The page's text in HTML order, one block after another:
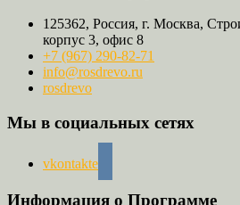
125362, Россия, г. Москва,
корпус 3, офис 8
+7 (967) 290-82-71
info@rosdrevo.ru
rosdrevo
Мы в социальных сетях
vkontakte
Информация о Программе